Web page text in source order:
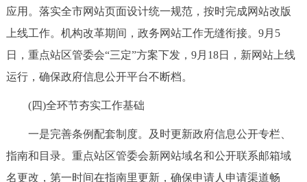
应用。落实全市网站页面设计统一规范，按时完成网站改版
上线工作。机构改革期间，政务网站工作无缝衔接。9月5
日，重点站区管委会“三定”方案下发，9月18日，新网站上线
运行，确保政府信息公开平台不断档。
(四)全环节夯实工作基础
一是完善条例配套制度。及时更新政府信息公开专栏、
指南和目录。重点站区管委会新网站域名和公开联系邮箱域
名更改，第一时间在指南里更新，确保申请人申请渠道畅